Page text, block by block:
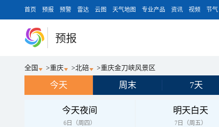
首页 预报 预警 雷达 云图 天气地图 专业产品 资讯 视频 节气
预报
全国 >重庆 >北碚 >重庆金刀峡风景区
今天 周末 7天
今天夜间
6日（周四）
明天白天
7日（周五）